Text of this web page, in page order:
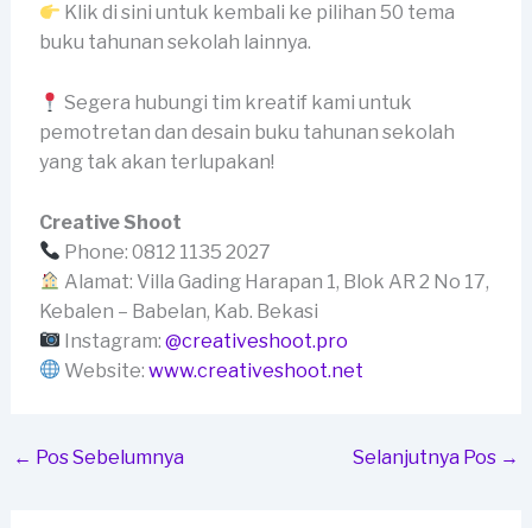
Klik di sini untuk kembali ke pilihan 50 tema
buku tahunan sekolah lainnya.
Segera hubungi tim kreatif kami untuk
pemotretan dan desain buku tahunan sekolah
yang tak akan terlupakan!
Creative Shoot
Phone: 0812 1135 2027
Alamat: Villa Gading Harapan 1, Blok AR 2 No 17,
Kebalen – Babelan, Kab. Bekasi
Instagram: @creativeshoot.pro
Website: www.creativeshoot.net
← Pos Sebelumnya Selanjutnya Pos →